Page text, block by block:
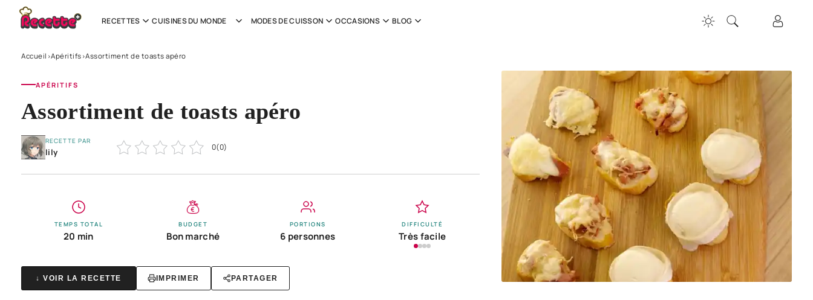
RECETTES CUISINES DU MONDE MODES DE CUISSON OCCASIONS BLOG
Accueil ›Apéritifs ›Assortiment de toasts apéro
APÉRITIFS
Assortiment de toasts apéro
RECETTE PAR
lily 0(0)
TEMPS TOTAL
20 min
BUDGET
Bon marché
PORTIONS
6 personnes
DIFFICULTÉ
Très facile
↓ VOIR LA RECETTE IMPRIMER PARTAGER